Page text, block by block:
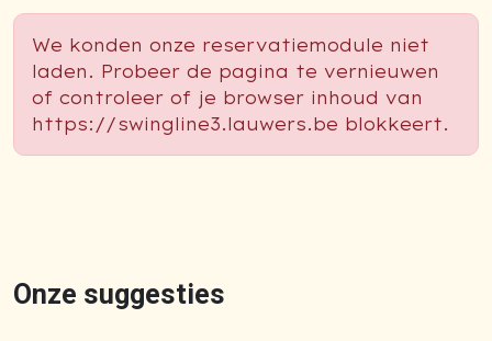
We konden onze reservatiemodule niet
laden. Probeer de pagina te vernieuwen
of controleer of je browser inhoud van
https://swingline3.lauwers.be blokkeert.
Onze suggesties